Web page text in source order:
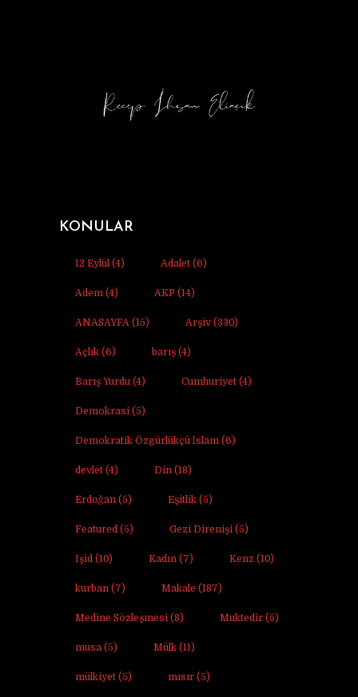
KONULAR
12 Eylül (4) Adalet (6)
Adem (4) AKP (14)
ANASAYFA (15) Arşiv (330)
Açlık (6) barış (4)
Barış Yurdu (4) Cumhuriyet (4)
Demokrasi (5)
Demokratik Özgürlükçü İslam (6)
devlet (4) Din (18)
Erdoğan (5) Eşitlik (5)
Featured (5) Gezi Direnişi (5)
Işid (10) Kadın (7) Kenz (10)
kurban (7) Makale (187)
Medine Sözleşmesi (8) Muktedir (5)
musa (5) Mülk (11)
mülkiyet (5) mısır (5)